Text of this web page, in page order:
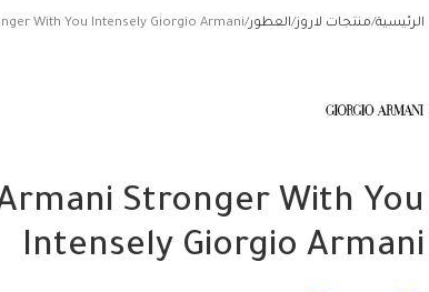
الرئيسية منتجات لاروز العطور With You Intensely Giorgio Armani
Stronger With You
Intensely Giorgio Armani